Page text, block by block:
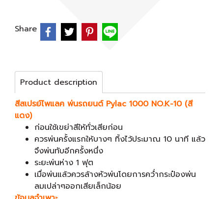
Share
Product description
สีสเปรย์ไพแลค พ่นรถยนต์ Pylac 1000 NO.K-10 (สี
แดง)
ก่อนใช้เขย่าสีให้ทั่วเสียก่อน
ควรพ่นครั้งแรกให้บางๆ ทิ้งไว้ประมาณ 10 นาที แล้ว
จึงพ่นทับอีกครั้งหนึ่ง
ระยะพ่นห่าง 1 ฟุต
เมื่อพ่นแล้วควรล้างหัวพ่นโดยการคว่ำกระป๋องพ่น
ลมเปล่าๆออกเสียเล็กน้อย